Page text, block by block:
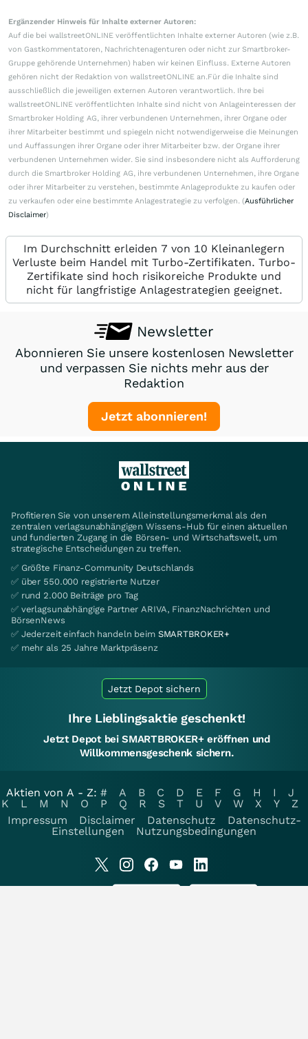
Ergänzender Hinweis für Inhalte externer Autoren:
Auf die bei wallstreetONLINE veröffentlichten Inhalte externer Autoren (wie z.B.
von Gastkommentatoren, Nachrichtenagenturen oder nicht zur Smartbroker-
Gruppe gehörende Unternehmen) haben wir keinen Einfluss. Externe Autoren
gehören nicht der Redaktion von wallstreetONLINE an.Für die Inhalte sind
ausschließlich die jeweiligen externen Autoren verantwortlich. Ihre bei
wallstreetONLINE veröffentlichten Inhalte sind nicht von Anlageinteressen der
Smartbroker Holding AG, ihrer verbundenen Unternehmen, ihrer Organe oder
ihrer Mitarbeiter bestimmt und spiegeln nicht notwendigerweise die Meinungen
und Auffassungen ihrer Organe oder ihrer Mitarbeiter bzw. der Organe ihrer
verbundenen Unternehmen wider. Sie sind insbesondere nicht als Aufforderung
durch die Smartbroker Holding AG, ihre verbundenen Unternehmen, ihre Organe
oder ihrer Mitarbeiter zu verstehen, bestimmte Anlageprodukte zu kaufen oder
zu verkaufen oder eine bestimmte Anlagestrategie zu verfolgen. (Ausführlicher
Disclaimer)
Im Durchschnitt erleiden 7 von 10 Kleinanlegern
Verluste beim Handel mit Turbo-Zertifikaten. Turbo-
Zertifikate sind hoch risikoreiche Produkte und
nicht für langfristige Anlagestrategien geeignet.
Newsletter
Abonnieren Sie unsere kostenlosen Newsletter
und verpassen Sie nichts mehr aus der
Redaktion
Jetzt abonnieren!
Profitieren Sie von unserem Alleinstellungsmerkmal als den
zentralen verlagsunabhängigen Wissens-Hub für einen aktuellen
und fundierten Zugang in die Börsen- und Wirtschaftswelt, um
strategische Entscheidungen zu treffen.
✅ Größte Finanz-Community Deutschlands
✅ über 550.000 registrierte Nutzer
✅ rund 2.000 Beiträge pro Tag
✅ verlagsunabhängige Partner ARIVA, FinanzNachrichten und
BörsenNews
✅ Jederzeit einfach handeln beim SMARTBROKER+
✅ mehr als 25 Jahre Marktpräsenz
Jetzt Depot sichern
Ihre Lieblingsaktie geschenkt!
Jetzt Depot bei SMARTBROKER+ eröffnen und
Willkommensgeschenk sichern.
Aktien von A - Z: # A B C D E F G H I
J
K
L M N O P Q R S T U V W X Y
Z
Impressum
Disclaimer Datenschutz
Datenschutz-
Einstellungen
Nutzungsbedingungen